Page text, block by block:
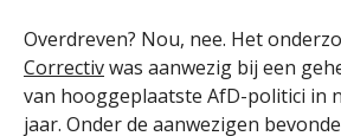
Overdreven? Nou, nee. Het
Correctivwas aanwezig bij een
van hooggeplaatste AfD-politici in
jaar. Onder de aanwezigen